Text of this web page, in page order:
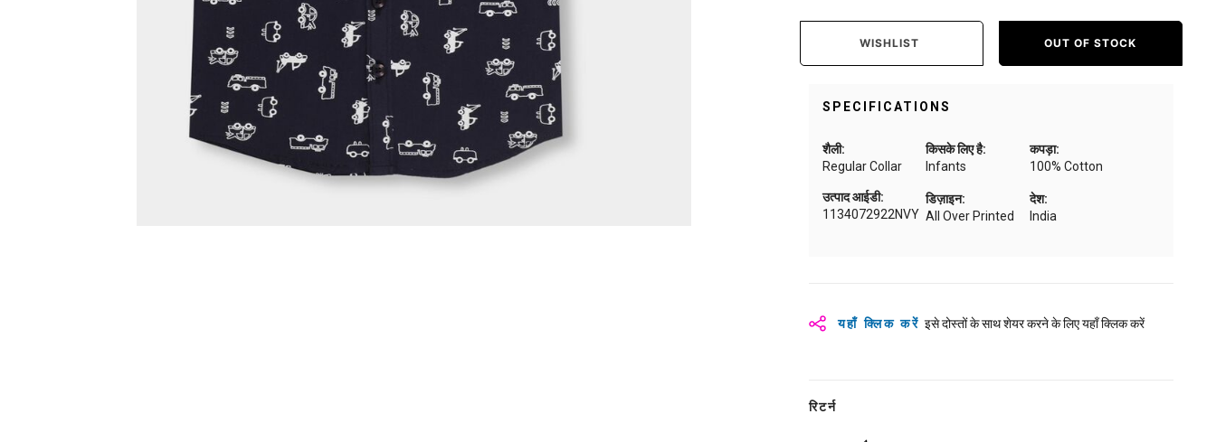
WISHLIST OUT OF STOCK
SPECIFICATIONS
शैली:
Regular Collar
किसके लिए है:
Infants
कपड़ा:
100% Cotton
डिज़ाइन:
All Over Printed
देश:
India
उत्पाद आईडी:
1134072922NVY
यहाँ क्लिक करें इसे दोस्तों के साथ शेयर करने के लिए यहाँ क्लिक करें
रिटर्न